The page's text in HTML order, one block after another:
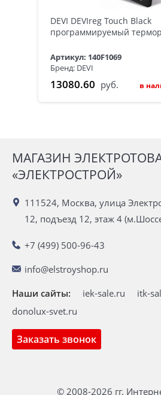
DEVI DEVIreg Touch Black
программируемый
Артикул: 140F1069
Бренд: DEVI
13080.60 руб. в
МАГАЗИН
«ЭЛЕКТРОСТРОЙ»
111524, Москва, улица
12, подъезд 12, этаж 4
+7 (499) 500-96-43
info@elstroyshop.ru
Заказать звонок
Наши сайты: iek-sale.ru itk-
donolux-svet.ru
© 2008-2026 гг.